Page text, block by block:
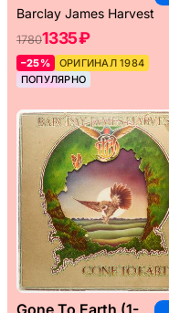
Barclay James Harvest
17801335 ₽
–25%
ОРИГИНАЛ 1984
ПОПУЛЯРНО
Gone To Earth (1-